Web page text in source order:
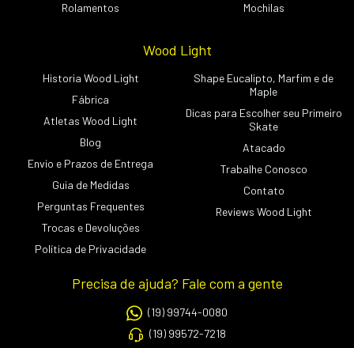
Rolamentos
Mochilas
Wood Light
Historia Wood Light
Fábrica
Atletas Wood Light
Blog
Envio e Prazos de Entrega
Guia de Medidas
Perguntas Frequentes
Trocas e Devoluções
Política de Privacidade
Shape Eucalipto, Marfim e de
Maple
Dicas para Escolher seu Primeiro
Skate
Atacado
Trabalhe Conosco
Contato
Reviews Wood Light
Precisa de ajuda? Fale com a gente
(19) 99744-0080
(19) 99572-7218